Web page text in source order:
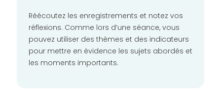
Réécoutez les enregistrements et notez vos
réflexions. Comme lors d’une séance, vous
pouvez utiliser des thèmes et des indicateurs
pour mettre en évidence les sujets abordés et
les moments importants.